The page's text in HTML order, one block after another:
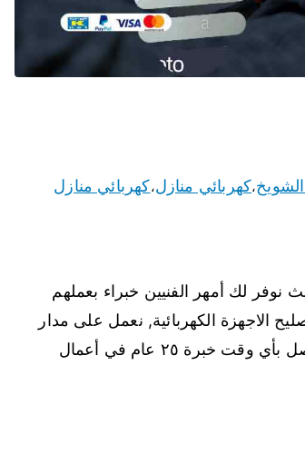
،كهربائي منازل،كهربائي منازل
لك أمهر الفنيين خبراء بعملهم
الاجهزة الكهربائية, نعمل على مدار
الساعة في كل مناطق الكويت, ولا يوجد أيام عطل وإجازات, اتصل بأي وقت خبرة ٢٥ عام في أعمال